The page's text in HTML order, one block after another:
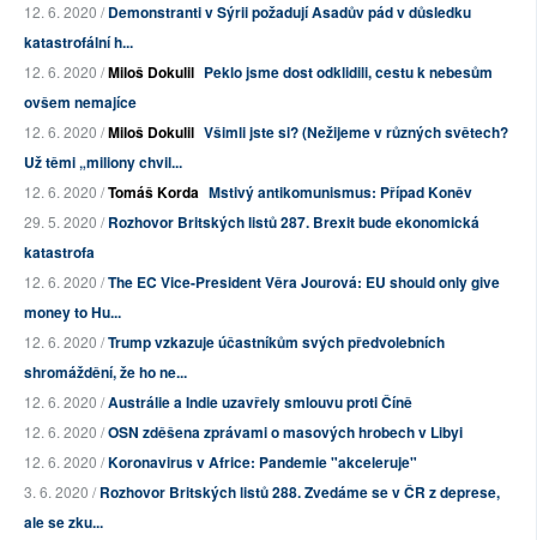
12. 6. 2020 /Demonstranti v Sýrii požadují Asadův pád v důsledku
katastrofální h...
12. 6. 2020 /Miloš Dokulil Peklo jsme dost odklidili, cestu k nebesům
ovšem nemajíce
12. 6. 2020 /Miloš Dokulil Všimli jste si? (Nežijeme v různých světech?
Už těmi „miliony chvil...
12. 6. 2020 /Tomáš Korda Mstivý antikomunismus: Případ Koněv
29. 5. 2020 /Rozhovor Britských listů 287. Brexit bude ekonomická
katastrofa
12. 6. 2020 /The EC Vice-President Věra Jourová: EU should only give
money to Hu...
12. 6. 2020 /Trump vzkazuje účastníkům svých předvolebních
shromáždění, že ho ne...
12. 6. 2020 /Austrálie a Indie uzavřely smlouvu proti Číně
12. 6. 2020 /OSN zděšena zprávami o masových hrobech v Libyi
12. 6. 2020 /Koronavirus v Africe: Pandemie "akceleruje"
3. 6. 2020 /Rozhovor Britských listů 288. Zvedáme se v ČR z deprese,
ale se zku...